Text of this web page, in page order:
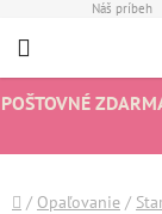
na
Náš príbeh
POŠTOVNÉ
Domov
/ Opaľovanie /